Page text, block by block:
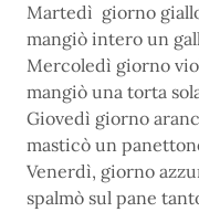
Martedì giorno
mangiò intero un
Mercoledì giorno
mangiò una torta
Giovedì giorno
masticò un
Venerdì, giorno
spalmò sul pane